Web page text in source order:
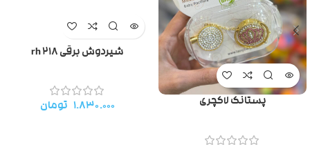
پستانک لاکچری
شیردوش برقی rh 218
۱.۸۳۰.۰۰۰ تومان